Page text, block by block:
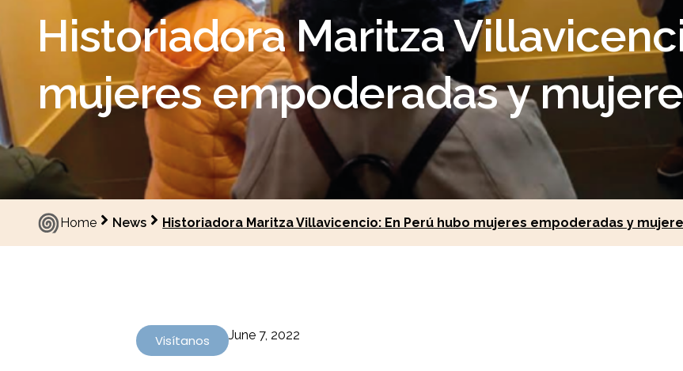
Historiadora Maritza
mujeres empoderadas y
Home News Historiadora Maritza Villavicencio: En Perú hubo mujeres empoderadas y
Visítanos June 7, 2022